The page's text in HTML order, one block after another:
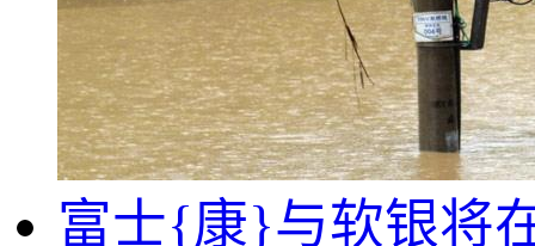
富士{康}与软银将